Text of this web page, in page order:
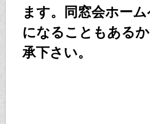
ます。同窓会ホー
になることもある
承下さい。